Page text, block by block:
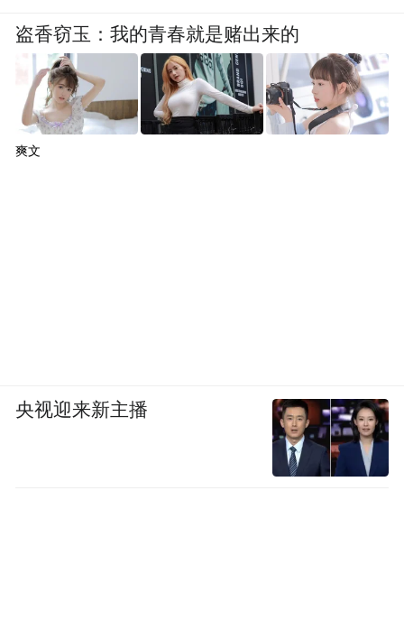
盗香窃玉：我的青春就是赌出来的
爽文
央视迎来新主播